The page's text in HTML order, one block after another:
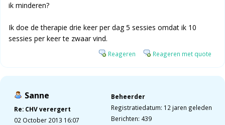
ik minderen?
Ik doe de therapie drie keer per dag 5 sessies omdat ik 10
sessies per keer te zwaar vind.
Reageren Reageren met quote
Sanne
Re: CHV verergert
02 October 2013 16:07
Beheerder
Registratiedatum: 12 jaren geleden
Berichten: 439